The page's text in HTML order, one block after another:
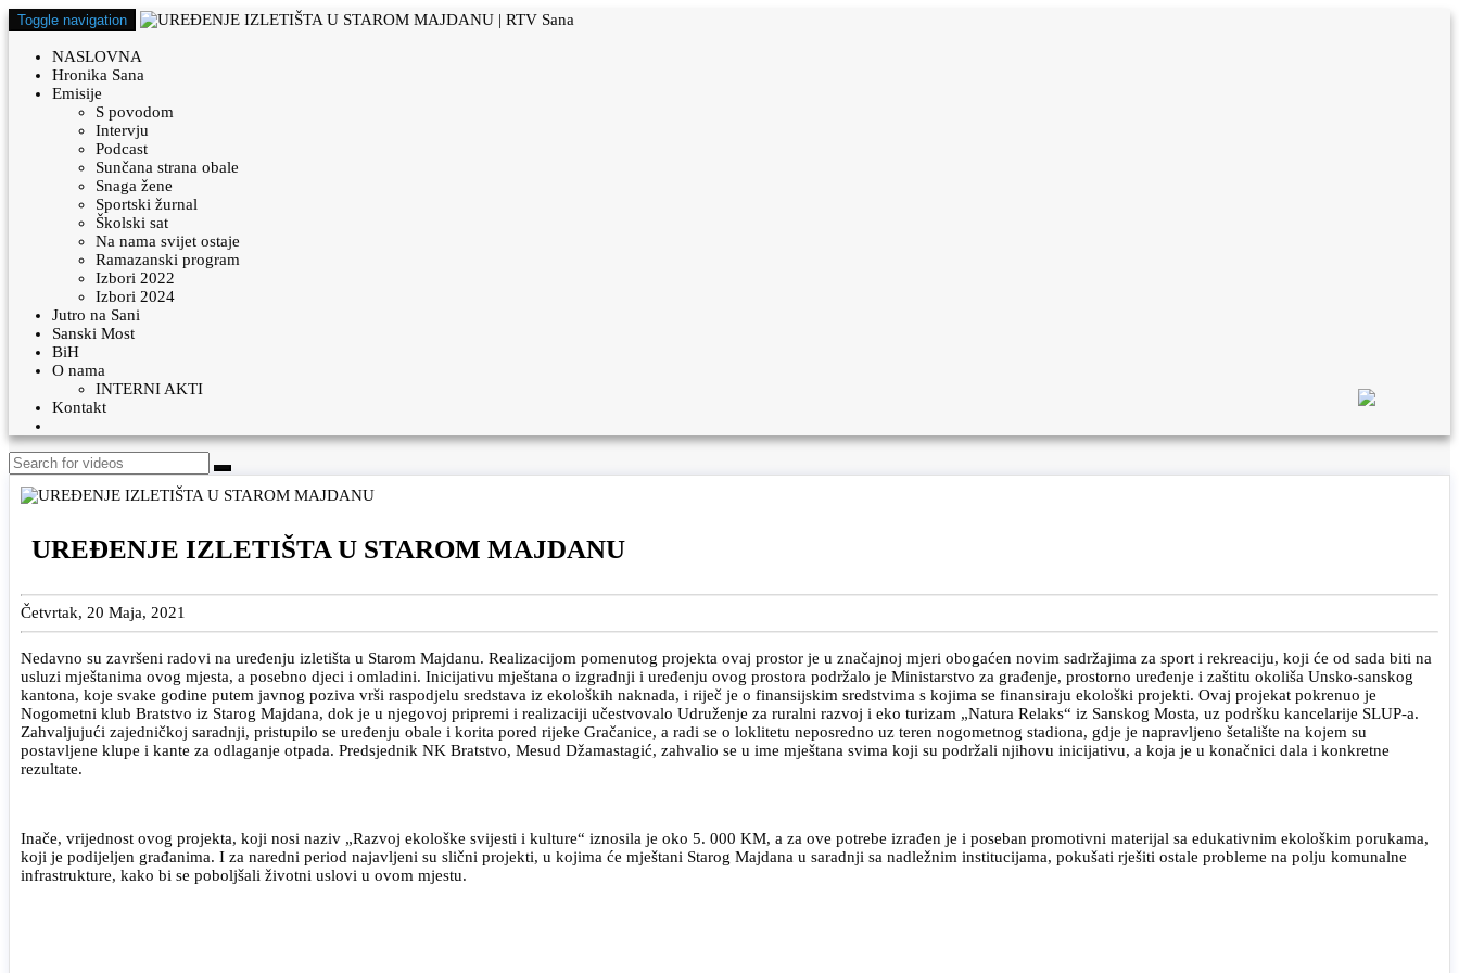
Toggle navigation
NASLOVNA
Hronika Sana
Emisije
S povodom
Intervju
Podcast
Sunčana strana obale
Snaga žene
Sportski žurnal
Školski sat
Na nama svijet ostaje
Ramazanski program
Izbori 2022
Izbori 2024
Jutro na Sani
Sanski Most
BiH
O nama
INTERNI AKTI
Kontakt
UREĐENJE IZLETIŠTA U STAROM MAJDANU
Četvrtak, 20 Maja, 2021
Nedavno su završeni radovi na uređenju izletišta u Starom Majdanu. Realizacijom pomenutog projekta ovaj prostor je u značajnoj mjeri obogaćen novim sadržajima za sport i rekreaciju, koji će od sada biti na
usluzi mještanima ovog mjesta, a posebno djeci i omladini. Inicijativu mještana o izgradnji i uređenju ovog prostora podržalo je Ministarstvo za građenje, prostorno uređenje i zaštitu okoliša Unsko-sanskog
kantona, koje svake godine putem javnog poziva vrši raspodjelu sredstava iz ekoloških naknada, i riječ je o finansijskim sredstvima s kojima se finansiraju ekološki projekti. Ovaj projekat pokrenuo je
Nogometni klub Bratstvo iz Starog Majdana, dok je u njegovoj pripremi i realizaciji učestvovalo Udruženje za ruralni razvoj i eko turizam „Natura Relaks“ iz Sanskog Mosta, uz podršku kancelarije SLUP-a.
Zahvaljujući zajedničkoj saradnji, pristupilo se uređenju obale i korita pored rijeke Gračanice, a radi se o loklitetu neposredno uz teren nogometnog stadiona, gdje je napravljeno šetalište na kojem su
postavljene klupe i kante za odlaganje otpada. Predsjednik NK Bratstvo, Mesud Džamastagić, zahvalio se u ime mještana svima koji su podržali njihovu inicijativu, a koja je u konačnici dala i konkretne
rezultate.
Inače, vrijednost ovog projekta, koji nosi naziv „Razvoj ekološke svijesti i kulture“ iznosila je oko 5. 000 KM, a za ove potrebe izrađen je i poseban promotivni materijal sa edukativnim ekološkim porukama,
koji je podijeljen građanima. I za naredni period najavljeni su slični projekti, u kojima će mještani Starog Majdana u saradnji sa nadležnim institucijama, pokušati rješiti ostale probleme na polju komunalne
infrastrukture, kako bi se poboljšali životni uslovi u ovom mjestu.